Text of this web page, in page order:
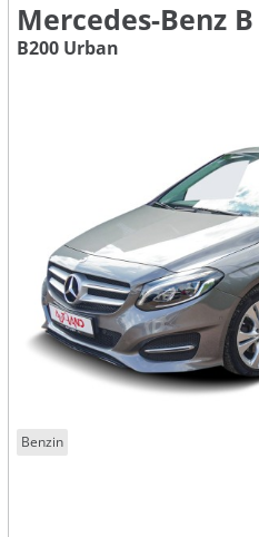
Mercedes-Benz B
B200 Urban
Benzin